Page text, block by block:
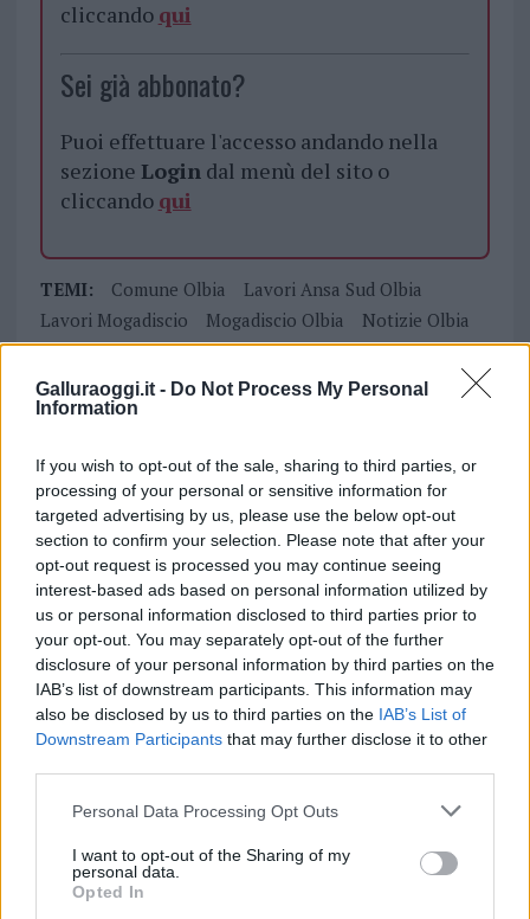
Galluraoggi.it - Do Not Process My Personal
Information
If you wish to opt-out of the sale, sharing to third parties, or
processing of your personal or sensitive information for
targeted advertising by us, please use the below opt-out
section to confirm your selection. Please note that after your
opt-out request is processed you may continue seeing
interest-based ads based on personal information utilized by
us or personal information disclosed to third parties prior to
your opt-out. You may separately opt-out of the further
disclosure of your personal information by third parties on the
IAB’s list of downstream participants. This information may
also be disclosed by us to third parties on the IAB’s List of
Downstream Participants that may further disclose it to other
Please note that this website/app uses one or more Google
not limited to your visit or usage behaviour. You may click to
grant or deny consent to Google and its third-party tags to
use your data for below specified purposes in below Google
Personal Data Processing Opt Outs
I want to opt-out of the Sharing of my
personal data.
Opted In
cliccando qui
Sei già abbonato?
Puoi effettuare l'accesso andando nella
sezione Logindal menù del sito o
cliccando qui
TEMI: Comune Olbia
Lavori Ansa Sud Olbia
Lavori Mogadiscio
Mogadiscio Olbia
Notizie Olbia
Notizie Sardegna
Olbia Notizie Parco Mogadiscio
Condividi l'articolo
F
a
ce
b
o
o
k
T
w
it
te
r
Pi
n
te
re
st
W
h
at
s
A
p
p
S
h
a
re
Articolo precedente
Prossimo articolo
NOTIZIE RECENTI
Incendi, a San Pasquale arriva il Campo Base:
l’inaugurazione
partecipazione per il suo racconto